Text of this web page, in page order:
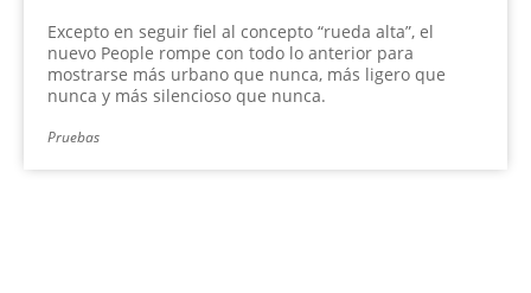
Excepto en seguir fiel al concepto “rueda alta”, el
nuevo People rompe con todo lo anterior para
mostrarse más urbano que nunca, más ligero que
nunca y más silencioso que nunca.
Pruebas